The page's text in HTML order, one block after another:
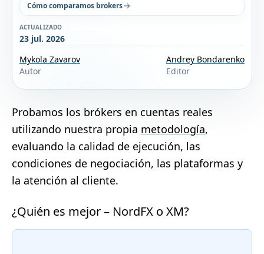
Cómo comparamos brokers
ACTUALIZADO
23 jul. 2026
Mykola Zavarov
Autor
Andrey Bondarenko
Editor
Probamos los brókers en cuentas reales
utilizando nuestra propia metodología,
evaluando la calidad de ejecución, las
condiciones de negociación, las plataformas y
la atención al cliente.
¿Quién es mejor – NordFX o XM?